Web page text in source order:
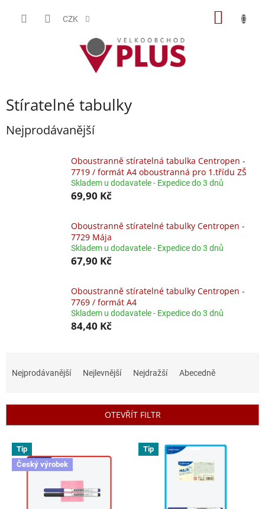
CZK
Stíratelné tabulky
Nejprodávanější
Oboustranně stíratelná tabulka Centropen -
7719 / formát A4 oboustranná pro 1.třídu ZŠ
Skladem u dodavatele - Expedice do 3 dnů
69,90 Kč
Oboustranně stíratelné tabulky Centropen -
7729 Mája
Skladem u dodavatele - Expedice do 3 dnů
67,90 Kč
Oboustranně stíratelné tabulky Centropen -
7769 / formát A4
Skladem u dodavatele - Expedice do 3 dnů
84,40 Kč
í
o
d
Nejprodávanější Nejlevnější Nejdražší Abecedně
OTEVŘÍT FILTR
V
p
Tip
Český výrobek
Tip